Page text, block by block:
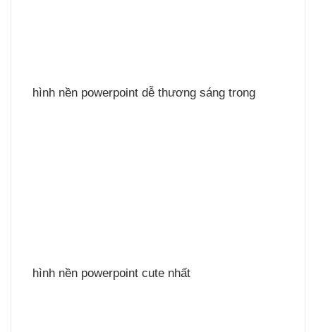
hình nền powerpoint dễ thương sáng trong
hình nền powerpoint cute nhất